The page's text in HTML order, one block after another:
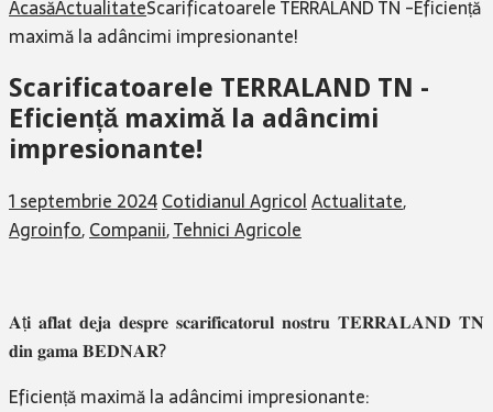
după:
AcasăActualitateScarificatoarele TERRALAND TN -Eficiență
maximă la adâncimi impresionante!
Scarificatoarele TERRALAND TN -
Eficiență maximă la adâncimi
impresionante!
1 septembrie 2024Cotidianul AgricolActualitate,
Agroinfo,Companii,Tehnici Agricole
𝐀ț𝐢 𝐚𝐟𝐥𝐚𝐭 𝐝𝐞𝐣𝐚 𝐝𝐞𝐬𝐩𝐫𝐞 𝐬𝐜𝐚𝐫𝐢𝐟𝐢𝐜𝐚𝐭𝐨𝐫𝐮𝐥 𝐧𝐨𝐬𝐭𝐫𝐮 𝐓𝐄𝐑𝐑𝐀𝐋𝐀𝐍𝐃 𝐓𝐍
𝐝𝐢𝐧 𝐠𝐚𝐦𝐚 𝐁𝐄𝐃𝐍𝐀𝐑?
Eficiență maximă la adâncimi impresionante: